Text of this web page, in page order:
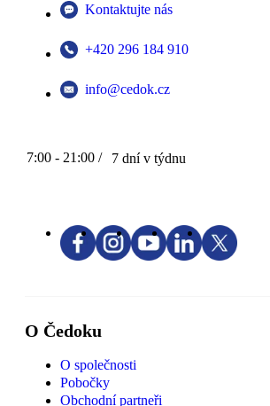
Kontaktujte nás
+420 296 184 910
info@cedok.cz
7:00 - 21:00 / 7 dní v týdnu
O Čedoku
O společnosti
Pobočky
Obchodní partneři